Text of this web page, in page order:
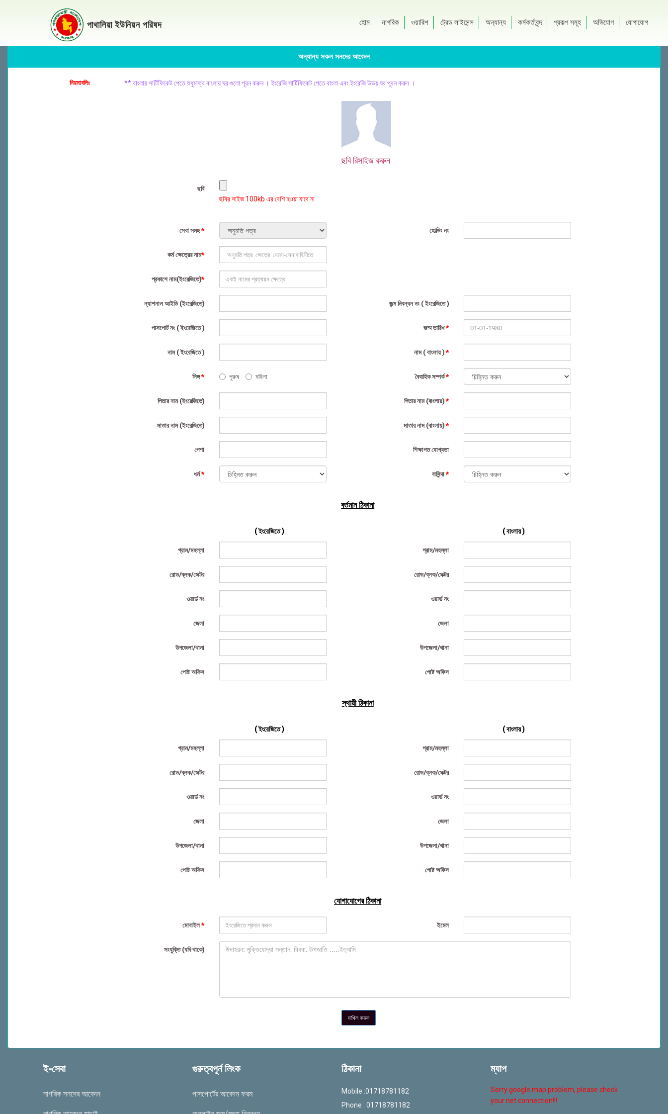
পাথালিয়া ইউনিয়ন পরিষদ হোম নাগরিক ওয়ারিশ ট্রেড লাইসেন্স অন্যান্য কর্মকর্তাবৃন্দ প্রকল্প সমূহ অভিযোগ যোগাযোগ
অন্যান্য সকল সনদের আবেদন
নিয়মাবলিঃ **বাংলায় সার্টিফিকেট পেতে শুধুমাত্র বাংলায় ঘর গুলো পূরন করুন । ইংরেজি সার্টিফিকেট পেতে বাংলা এবং ইংরেজি উভয় ঘর পূরন করুন ।
ছবি রিসাইজ করুন
ছবি
ছবির সাইজ 100kb এর বেশি হওয়া যাবে না
সেবা সমহু* হোল্ডিং নং
কর্ম ক্ষেত্রের নাম*
প্রকাশে নাম(ইংরেজিতে)*
ন্যাশনাল আইডি (ইংরেজিতে) জন্ম নিবন্ধন নং ( ইংরেজিতে )
পাসপোর্ট নং ( ইংরেজিতে ) জম্ম তারিখ*
নাম ( ইংরেজিতে ) নাম ( বাংলায় )*
লিঙ্গ* পুরুষ মহিলা বৈবাহিক সম্পর্ক*
পিতার নাম (ইংরেজিতে) পিতার নাম (বাংলায়)*
মাতার নাম (ইংরেজিতে) মাতার নাম (বাংলায়)*
পেশা শিক্ষাগত যোগ্যতা
ধর্ম* বাসিন্দা*
বর্তমান ঠিকানা
( ইংরেজিতে )
গ্রাম/মহল্লা
রোড/ব্লক/সেক্টর
ওয়ার্ড নং
জেলা
উপজেলা/থানা
পোষ্ট অফিস
( বাংলায় )
গ্রাম/মহল্লা
রোড/ব্লক/সেক্টর
ওয়ার্ড নং
জেলা
উপজেলা/থানা
পোষ্ট অফিস
স্থায়ী ঠিকানা
( ইংরেজিতে )
গ্রাম/মহল্লা
রোড/ব্লক/সেক্টর
ওয়ার্ড নং
জেলা
উপজেলা/থানা
পোষ্ট অফিস
( বাংলায় )
গ্রাম/মহল্লা
রোড/ব্লক/সেক্টর
ওয়ার্ড নং
জেলা
উপজেলা/থানা
পোষ্ট অফিস
যোগাযোগের ঠিকানা
মোবাইল* ইমেল
সংযুক্তি (যদি থাকে)
দাখিল করুন
ই-সেবা
নাগরিক সনদের আবেদন
গুরুত্বপূর্ন লিংক
পাসপোর্টের আবেদন ফরম
ঠিকানা
Mobile :01718781182
Phone : 01718781182
ম্যাপ
Sorry google map problem, please check
your net connection!!!